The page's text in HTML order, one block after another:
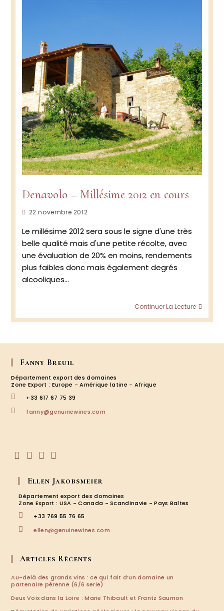
Denavolo – Millésime 2012 en cours
Publication
22 novembre 2012
Le millésime 2012 sera sous le signe d'une très
belle qualité mais d'une petite récolte, avec
une évaluation de 20% en moins, rendements
plus faibles donc mais également degrés
alcooliques…
Continuer La Lecture
en
Fanny Breuil
Département export des domaines
Zone Export : Europe - Amérique latine - Afrique
+33 617 67 75 39
fanny@genuinewines.com
dans
un
nouvel
onglet
un
nouvel
onglet
un
nouvel
onglet
un
nouvel
onglet
Ellen Jakobsmeier
Département export des domaines
Zone Export : USA - Canada - Scandinavie - Pays Baltes
+33 769 55 76 65
ellen@genuinewines.com
Articles Récents
Au-delà des grands vins : ce qui fait d’un domaine un
partenaire pérenne (6/6 serie)
Deux Voix dans la Loire : Marie Thibault et Frantz Saumon